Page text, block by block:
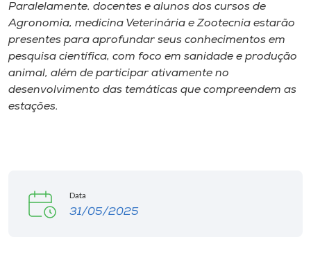
Paralelamente. docentes e alunos dos cursos de
Agronomia, medicina Veterinária e Zootecnia estarão
presentes para aprofundar seus conhecimentos em
pesquisa científica, com foco em sanidade e produção
animal, além de participar ativamente no
desenvolvimento das temáticas que compreendem as
estações.
Data
31/05/2025